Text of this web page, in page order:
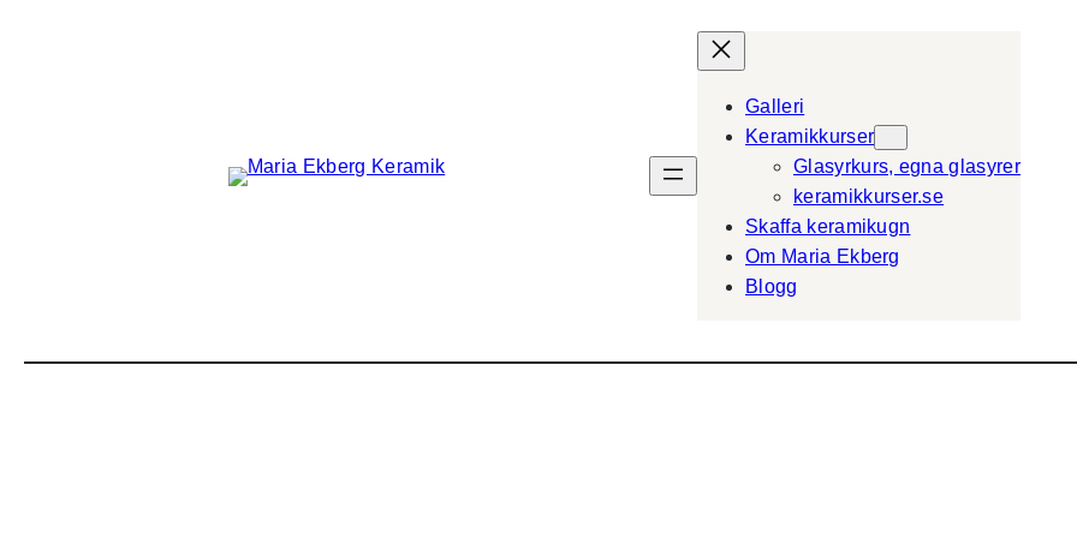
Galleri
Keramikkurser
Glasyrkurs, egna glasyrer
keramikkurser.se
Skaffa keramikugn
Om Maria Ekberg
Blogg